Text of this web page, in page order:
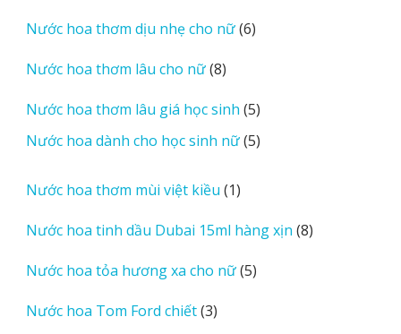
phẩm
Nước hoa thơm dịu nhẹ cho nữ 66
Nước hoa thơm lâu cho nữ 88
phẩm
Nước hoa thơm lâu giá học sinh 55
sản
phẩm
Nước hoa dành cho học sinh nữ 55
Nước hoa thơm mùi việt kiều 11
phẩm
Nước hoa tinh dầu Dubai 15ml hàng xịn 88
Nước hoa tỏa hương xa cho nữ 55
Nước hoa Tom Ford chiết 33